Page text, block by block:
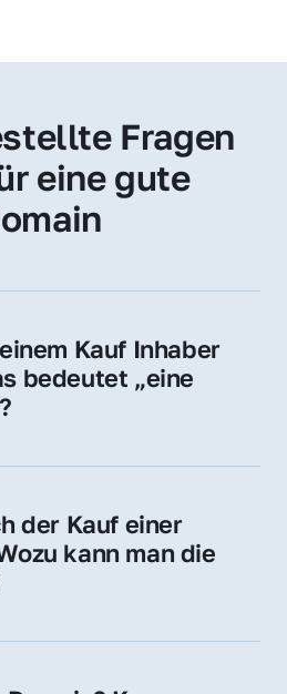
Fragen
eine gute
Kauf Inhaber
bedeutet „eine
zur Nutzung,
der Kauf einer
kann man die
Nutzen Sie sie